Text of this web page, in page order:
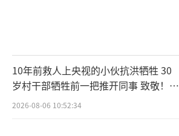
10年前救人上央视的小伙抗洪牺牲 30
岁村干部牺牲前一把推开同事 致敬！送
别！
2026-08-06 10:52:34